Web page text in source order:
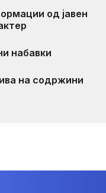
од јавен
набавки
на содржини